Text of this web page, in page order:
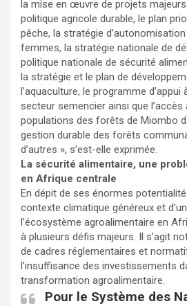
la mise en œuvre de projets
politique agricole durable, le plan
pêche, la stratégie
femmes, la stratégie nationale de
politique nationale de sécurité
la stratégie et le plan de
l’aquaculture, le programme
secteur semencier ainsi que
populations des forêts de Miombo
gestion durable des forêts
d’autres », s’est-elle exprimée.
La sécurité alimentaire, une
en Afrique centrale
En dépit de ses énormes
contexte climatique généreux et
l’écosystème agroalimentaire en
à plusieurs défis majeurs. Il s’agit
de cadres réglementaires et
l’insuffisance des investissements
transformation agroalimentaire.
Pour le Système des